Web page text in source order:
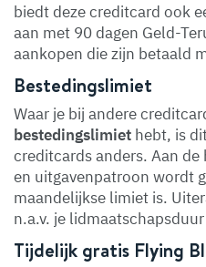
biedt deze creditcard ook
aan met 90 dagen Geld-
aankopen die zijn betaald
Bestedingslimiet
Waar je bij andere
bestedingslimiet hebt, is
creditcards anders. Aan
en uitgavenpatroon wordt
maandelijkse limiet is.
n.a.v. je
Tijdelijk gratis Flying